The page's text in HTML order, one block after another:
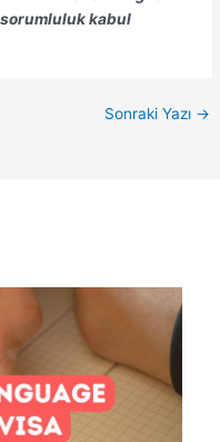
kabul
Sonraki Yazı →